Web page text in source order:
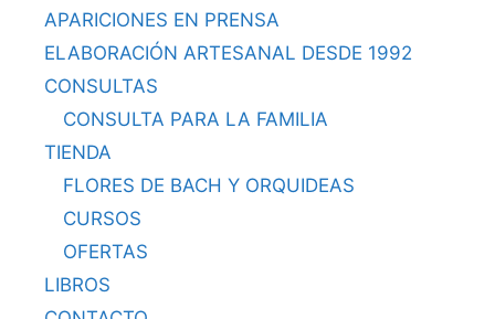
APARICIONES EN PRENSA
ELABORACIÓN ARTESANAL DESDE 1992
CONSULTAS
CONSULTA PARA LA FAMILIA
TIENDA
FLORES DE BACH Y ORQUIDEAS
CURSOS
OFERTAS
LIBROS